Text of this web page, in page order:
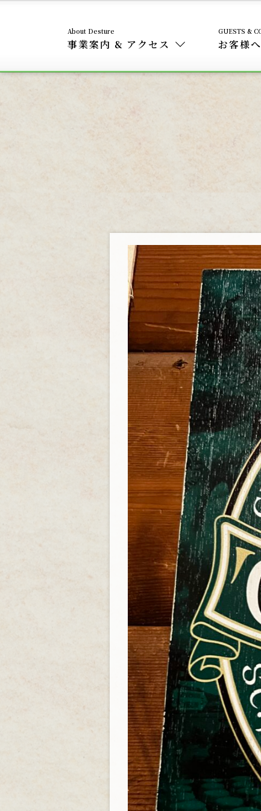
事業案内 & アクセス お客様